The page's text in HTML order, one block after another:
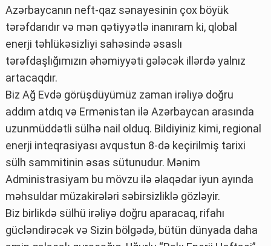
Azərbaycanın neft-qaz sənayesinin çox böyük
tərəfdarıdır və mən qətiyyətlə inanıram ki, qlobal
enerji təhlükəsizliyi sahəsində əsaslı
tərəfdaşlığımızın əhəmiyyəti gələcək illərdə yalnız
artacaqdır.
Biz Ağ Evdə görüşdüyümüz zaman irəliyə doğru
addım atdıq və Ermənistan ilə Azərbaycan arasında
uzunmüddətli sülhə nail olduq. Bildiyiniz kimi, regional
enerji inteqrasiyası avqustun 8-də keçirilmiş tarixi
sülh sammitinin əsas sütunudur. Mənim
Administrasiyam bu mövzu ilə əlaqədar iyun ayında
məhsuldar müzakirələri səbirsizliklə gözləyir.
Biz birlikdə sülhü irəliyə doğru aparacaq, rifahı
gücləndirəcək və Sizin bölgədə, bütün dünyada daha